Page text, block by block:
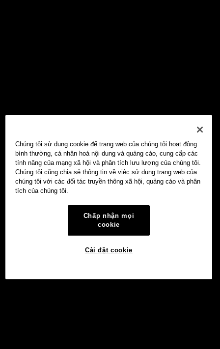
Chúng tôi sử dụng cookie để trang web của chúng tôi hoạt động
bình thường, cá nhân hoá nội dung và quảng cáo, cung cấp các
tính năng của mạng xã hội và phân tích lưu lượng của chúng tôi.
Chúng tôi cũng chia sẻ thông tin về việc sử dụng trang web của
chúng tôi với các đối tác truyền thông xã hội, quảng cáo và phân
tích của chúng tôi.
Chấp nhận mọi
cookie
Cài đặt cookie